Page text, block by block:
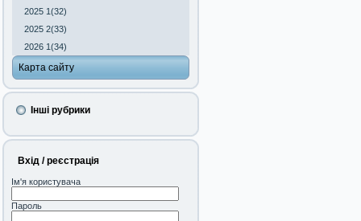
2025 1(32)
2025 2(33)
2026 1(34)
Карта сайту
Інші рубрики
Вхід / реєстрація
Ім'я користувача
Пароль